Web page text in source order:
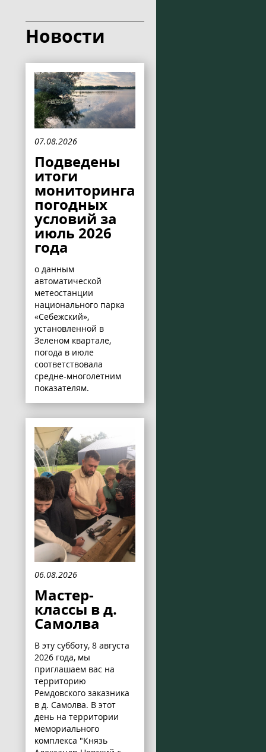
Новости
07.08.2026
Подведены
итоги
мониторинга
погодных
условий за
июль 2026
года
о данным
автоматической
метеостанции
национального парка
«Себежский»,
установленной в
Зеленом квартале,
погода в июле
соответствовала
средне-многолетним
показателям.
06.08.2026
Мастер-
классы в д.
Самолва
В эту субботу, 8 августа
2026 года, мы
приглашаем вас на
территорию
Ремдовского заказника
в д. Самолва. В этот
день на территории
мемориального
комплекса "Князь